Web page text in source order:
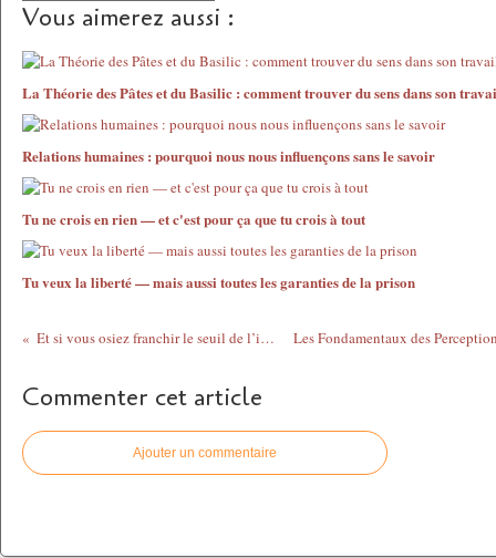
Vous aimerez aussi :
La Théorie des Pâtes et du Basilic : comment trouver du sens dans son
Relations humaines : pourquoi nous nous influençons sans le savoir
Tu ne crois en rien — et c'est pour ça que tu crois à tout
Tu veux la liberté — mais aussi toutes les garanties de la prison
Et si vous osiez franchir le seuil de l’invisible ?
Commenter cet article
Ajouter un commentaire